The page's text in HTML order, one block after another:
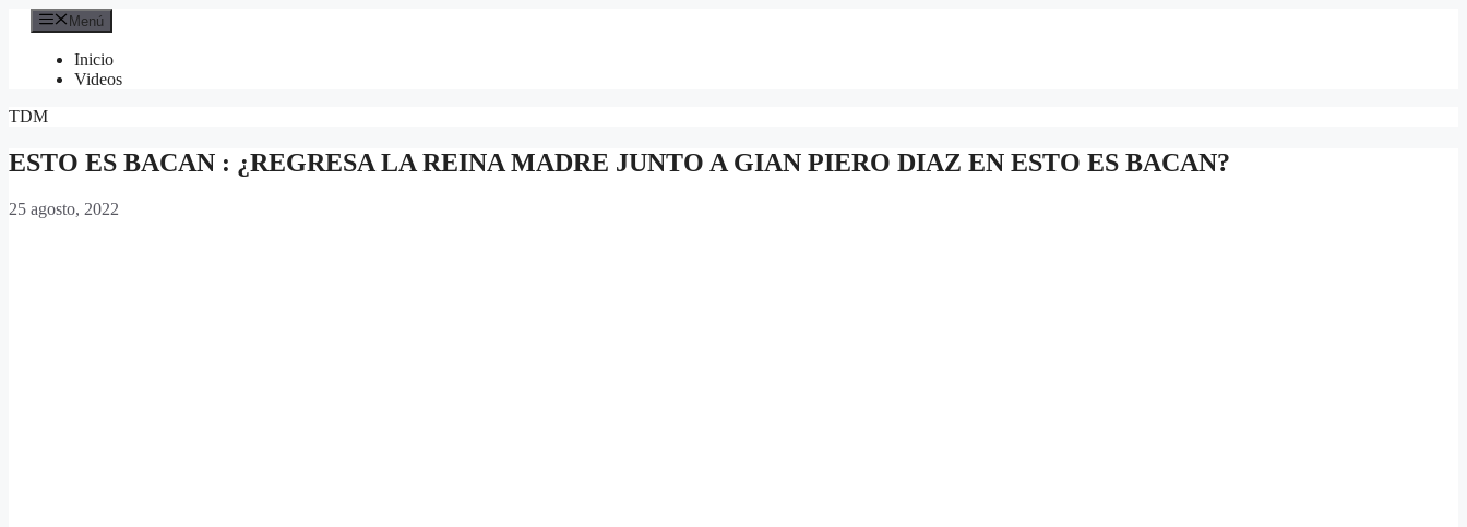
Saltar
contenido
Menú
Inicio
Videos
TDM
ESTO ES BACAN : ¿REGRESA LA REINA MADRE JUNTO A GIAN PIERO DIAZ EN ESTO ES BACAN?
25 agosto, 2022